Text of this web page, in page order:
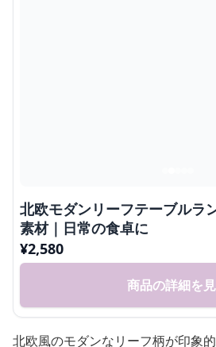
北欧モダンリーフテーブルラ
素材｜日常の食卓に
¥2,580
商品の詳細を
北欧風のモダンなリーフ柄が印象